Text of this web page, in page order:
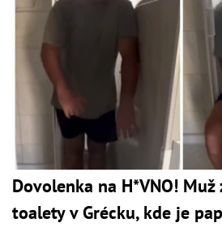
Dovolenka na H*VNO! Muž
toalety v Grécku, kde je